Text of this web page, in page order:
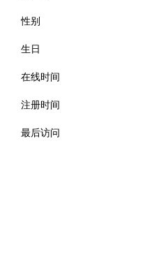
性别
生日
在线时间
注册时间
最后访问